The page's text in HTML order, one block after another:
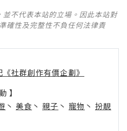
不代表本站的立場。因此本站對
確性及完整性不負任何法律責
《社群創作有價企劃》
】
丶 美食 丶 親子 丶 寵物 丶 扮靚